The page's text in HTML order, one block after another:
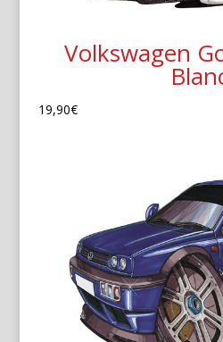
Volkswagen
19,90€